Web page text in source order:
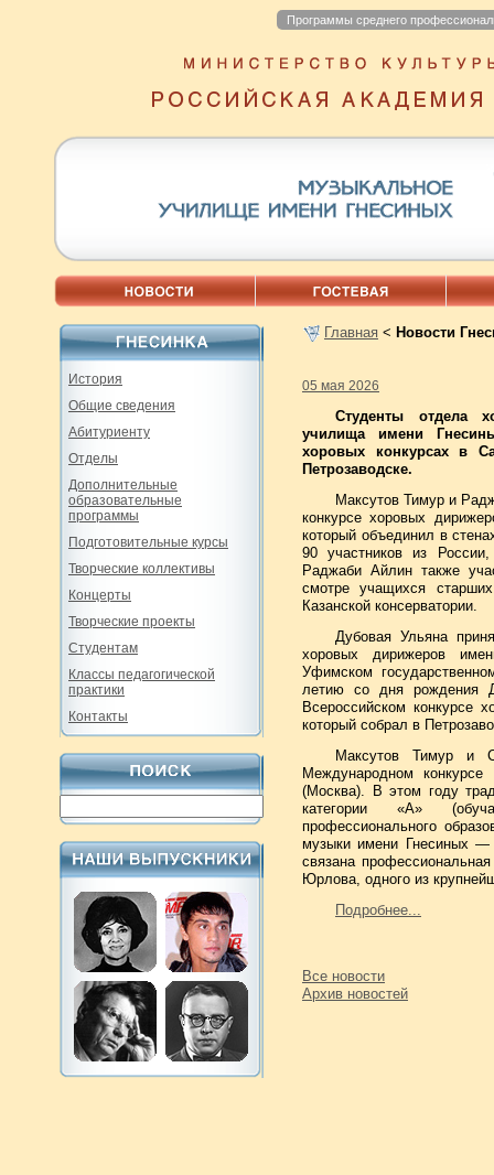
Программы среднего
История
Общие сведения
Абитуриенту
Отделы
Дополнительные
образовательные
программы
Подготовительные курсы
Творческие коллективы
Концерты
Творческие проекты
Студентам
Классы педагогической
практики
Контакты
Главная < Новости
05 мая 2026
Студенты отдела
училища имени
хоровых конкурсах в
Петрозаводске.
Максутов Тимур и
конкурсе хоровых
который объединил в
90 участников из
Раджаби Айлин также
смотре учащихся
Казанской консерватории.
Дубовая Ульяна
хоровых дирижеров
Уфимском
летию со дня рождения
Всероссийском конкурсе
который собрал в
Максутов Тимур и
Международном
(Москва). В этом году
категории «А»
профессионального
музыки имени Гнесиных —
связана
Юрлова, одного из
Подробнее...
Все новости
Архив новостей